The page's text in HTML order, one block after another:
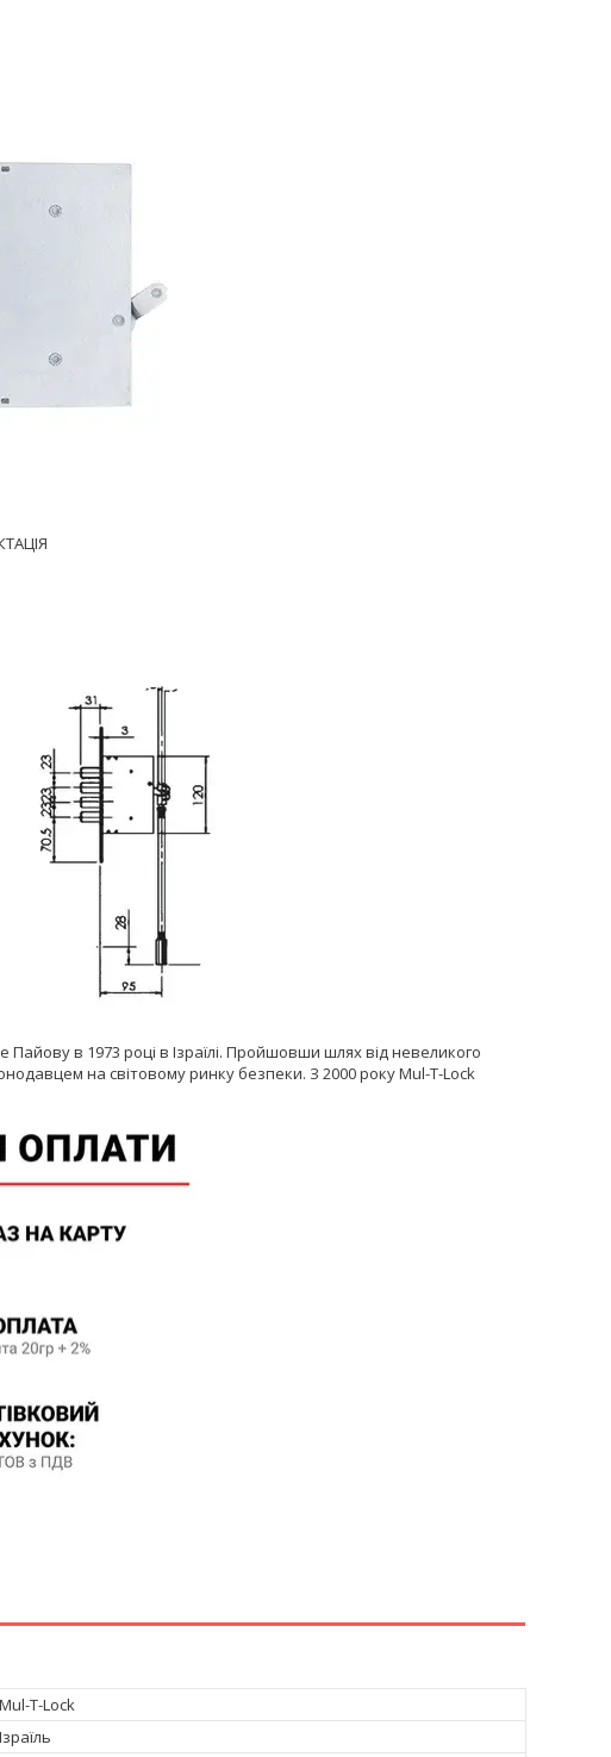
в 1973 році в Ізраїлі. Пройшовши шлях від невеликого
на світовому ринку безпеки. З 2000 року Mul-T-Lock
Mul-T-Lock
Ізраїль